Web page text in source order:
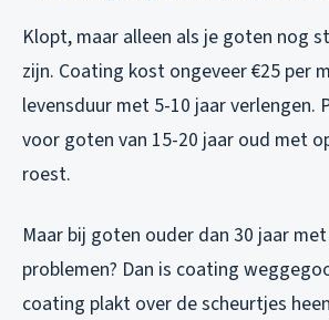
Klopt, maar alleen als je goten nog
zijn. Coating kost ongeveer €25 per
levensduur met 5-10 jaar verlengen.
voor goten van 15-20 jaar oud met
roest.
Maar bij goten ouder dan 30 jaar
problemen? Dan is coating
coating plakt over de scheurtjes